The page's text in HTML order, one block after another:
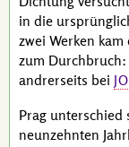
in die
zwei Werken
zum
andrerseits bei
Prag unterschied
neunzehnten